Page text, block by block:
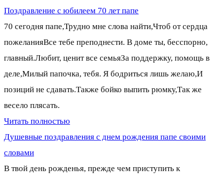
Поздравление с юбилеем 70 лет папе
70 сегодня папе,Трудно мне слова найти,Чтоб от сердца
пожеланияВсе тебе преподнести. В доме ты, бесспорно,
главный.Любит, ценит все семьяЗа поддержку, помощь в
деле,Милый папочка, тебя. Я бодриться лишь желаю,И
позиций не сдавать.Также бойко выпить рюмку,Так же
весело плясать.
Читать полностью
Душевные поздравления с днем рождения папе своими
словами
В твой день рожденья, прежде чем приступить к